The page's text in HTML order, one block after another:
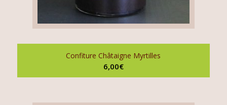
Confiture Châtaigne Myrtilles
6,00€